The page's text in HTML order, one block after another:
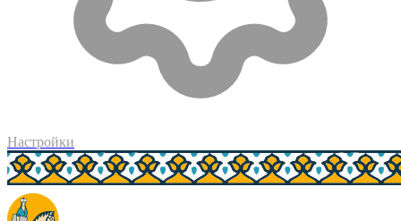
Настройки